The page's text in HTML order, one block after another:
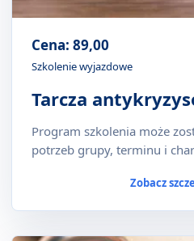
Cena: 89,00
Szkolenie wyjazdowe
Tarcza
Program szkolenia może
potrzeb grupy, terminu i
Zobacz